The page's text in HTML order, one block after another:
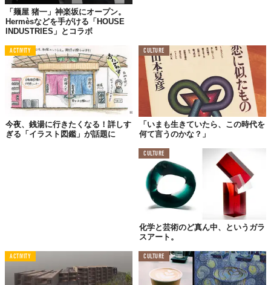
でね、たとえばだけど、仕事あがったら近所の大好きな飲食店に
狭くて、大事なものしかないところ。カウンター席に座ると、可
きを貰い、暖かいおしぼりも（日本のさいこうに好きな
発明だよ、身も心も本当気持ち良 いの）。とりあえず一番喉越し
ビール。
「麺屋 猪一」神楽坂にオープン。
Hermèsなどを手がける「HOUSE
INDUSTRIES」とコラボ
ACTIVITY
今夜、銭湯に行きたくなる！詳しす
ぎる「イラスト図鑑」が話題に
CULTURE
「いまも生きていたら、この時代を
何て言うのかな？」
CULTURE
化学と芸術のど真ん中、というガラ
スアート。
ACTIVITY CULTURE